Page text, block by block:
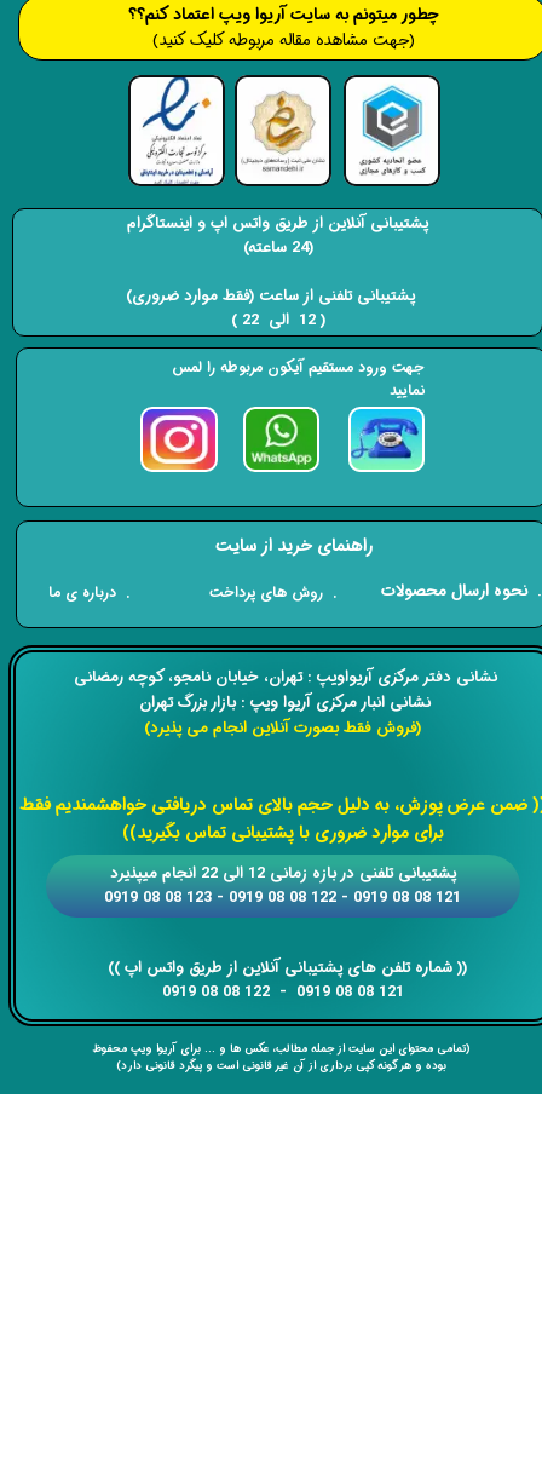
​​نشانی دفتر مرکزی آریواویپ : تهران، خیابان نامجو،کوچه رمضانی
نشانی انبار مرکزی آریوا ویپ : بازار بزرگ تهران
(فروش فقط بصورت آنلاین انجام می پذیرد)
ضمن عرض پوزش، به دلیل حجم بالای تماس دریافتی خواهشمندیم فقط
برای موارد ضروری با پشتیبانی تماس بگیرید))
​​​​​​​​​​​​​​(( ​​​​​​​شماره تلفن های پشتیبانی آنلاین از طریق واتس اپ ))
​​​​​​​121 08 08 0919 - 122 08 08 0919
​​پشتیبانی تلفنی در بازه زمانی 12 الی 22 انجام میپذیرد
121 08 08 0919 - 122 08 08 0919 - 123 08 08 0919
(تمامی محتوای این سایت از جمله مطالب، عکس ها و ... برای آریوا ویپ محفوظ
بوده و هر گونه کپی برداری از آن غیر قانونی است و پیگرد قانونی دارد)
​​​چطور میتونم به سایت آریوا ویپ اعتماد کنم؟؟
(جهت مشاهده مقاله مربوطه کلیک کنید)
راهنمای خرید از سایت
​. نحوه ارسال محصولات . روش های پرداخت . درباره ی ما
پشتیبانی آنلاین از طریق واتس اپ و اینستاگرام
(24 ساعته)
​​​​​​​ پشتیبانی تلفنی از ساعت (فقط موارد ضروری)
( 12 الی 22 ) ​​​​​​​
جهت ورود مستقیم آیکون مربوطه را لمس
نمایید